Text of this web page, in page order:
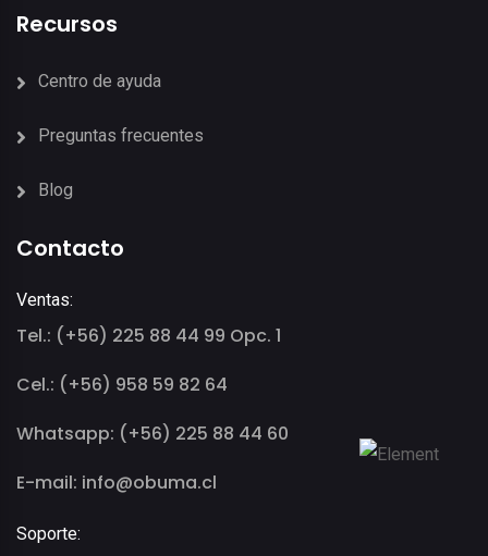
Recursos
Centro de ayuda
Preguntas frecuentes
Blog
Contacto
Ventas:
Tel.: (+56) 225 88 44 99 Opc. 1
Cel.: (+56) 958 59 82 64
Whatsapp: (+56) 225 88 44 60
E-mail: info@obuma.cl
Soporte: